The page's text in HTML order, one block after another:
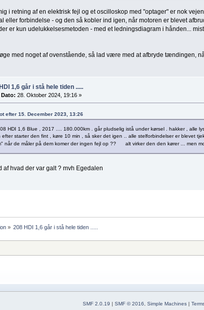
i retning af en elektrisk fejl og et oscilloskop med "optager" er nok
eller forbindelse - og den så kobler ind igen, når motoren er blevet
er kun udelukkelsesmetoden - med et ledningsdiagram i hånden...
med noget af ovenstående, så lad være med at afbryde tændingen,
1,6 går i stå hele tiden .....
Dato: 28. Oktober 2024, 19:16 »
efter 15. December 2023, 13:26
HDI 1,6 Blue , 2017 .... 180.000km . går pludselig istå under kørsel . hakker ,
starter den fint , køre 10 min , så sker det igen .. alle stelforbindelser er blevet
når de måler på dem komer der ingen fejl op ?? alt virker den den kører ... men
af hvad der var galt ? mvh Egedalen
» 208 HDI 1,6 går i stå hele tiden .....
SMF 2.0.19 | SMF © 2016 Simple Machines|